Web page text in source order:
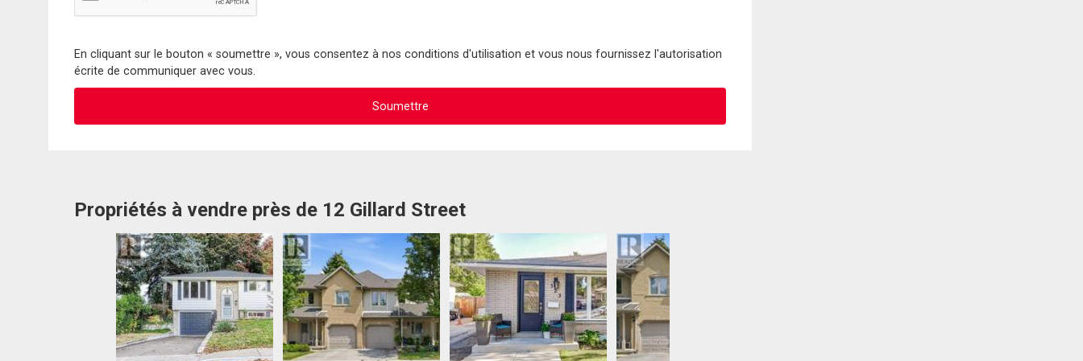
En cliquant sur le bouton « soumettre », vous consentez à nos conditions d'utilisation et vous nous fournissez l'autorisation
écrite de communiquer avec vous.
Propriétés à vendre près de 12 Gillard Street